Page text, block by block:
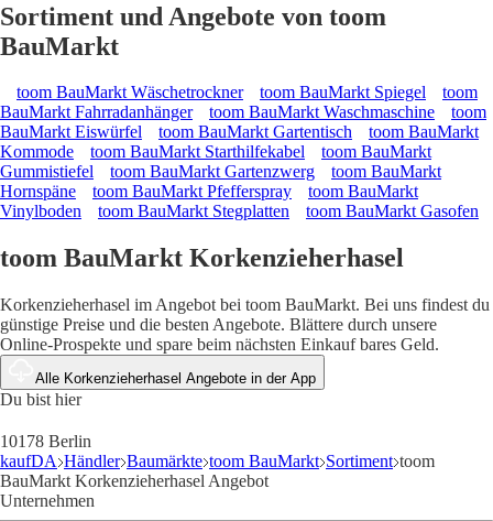
Sortiment und Angebote von toom
BauMarkt
toom BauMarkt Wäschetrockner toom BauMarkt Spiegel
toom
BauMarkt Fahrradanhänger
toom BauMarkt Waschmaschine
toom
BauMarkt Eiswürfel
toom BauMarkt Gartentisch
toom BauMarkt
Kommode
toom BauMarkt Starthilfekabel
toom BauMarkt
Gummistiefel
toom BauMarkt Gartenzwerg
toom BauMarkt
Hornspäne
toom BauMarkt Pfefferspray
toom BauMarkt
Vinylboden
toom BauMarkt Stegplatten toom BauMarkt Gasofen
toom BauMarkt Korkenzieherhasel
Korkenzieherhasel im Angebot bei toom BauMarkt. Bei uns findest du
günstige Preise und die besten Angebote. Blättere durch unsere
Online-Prospekte und spare beim nächsten Einkauf bares Geld.
Alle Korkenzieherhasel Angebote in der App
Du bist hier
10178 Berlin
kaufDA Händler Baumärkte toom BauMarkt Sortiment toom
BauMarkt Korkenzieherhasel Angebot
Unternehmen